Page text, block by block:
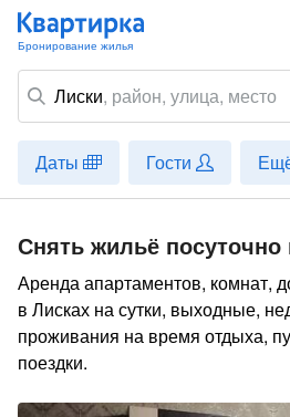
Лиски, район, улица, место
Даты Гости
Снять жильё посуточно
Аренда апартаментов, комнат,
в Лисках на сутки, выходные,
проживания на время отдыха,
поездки.